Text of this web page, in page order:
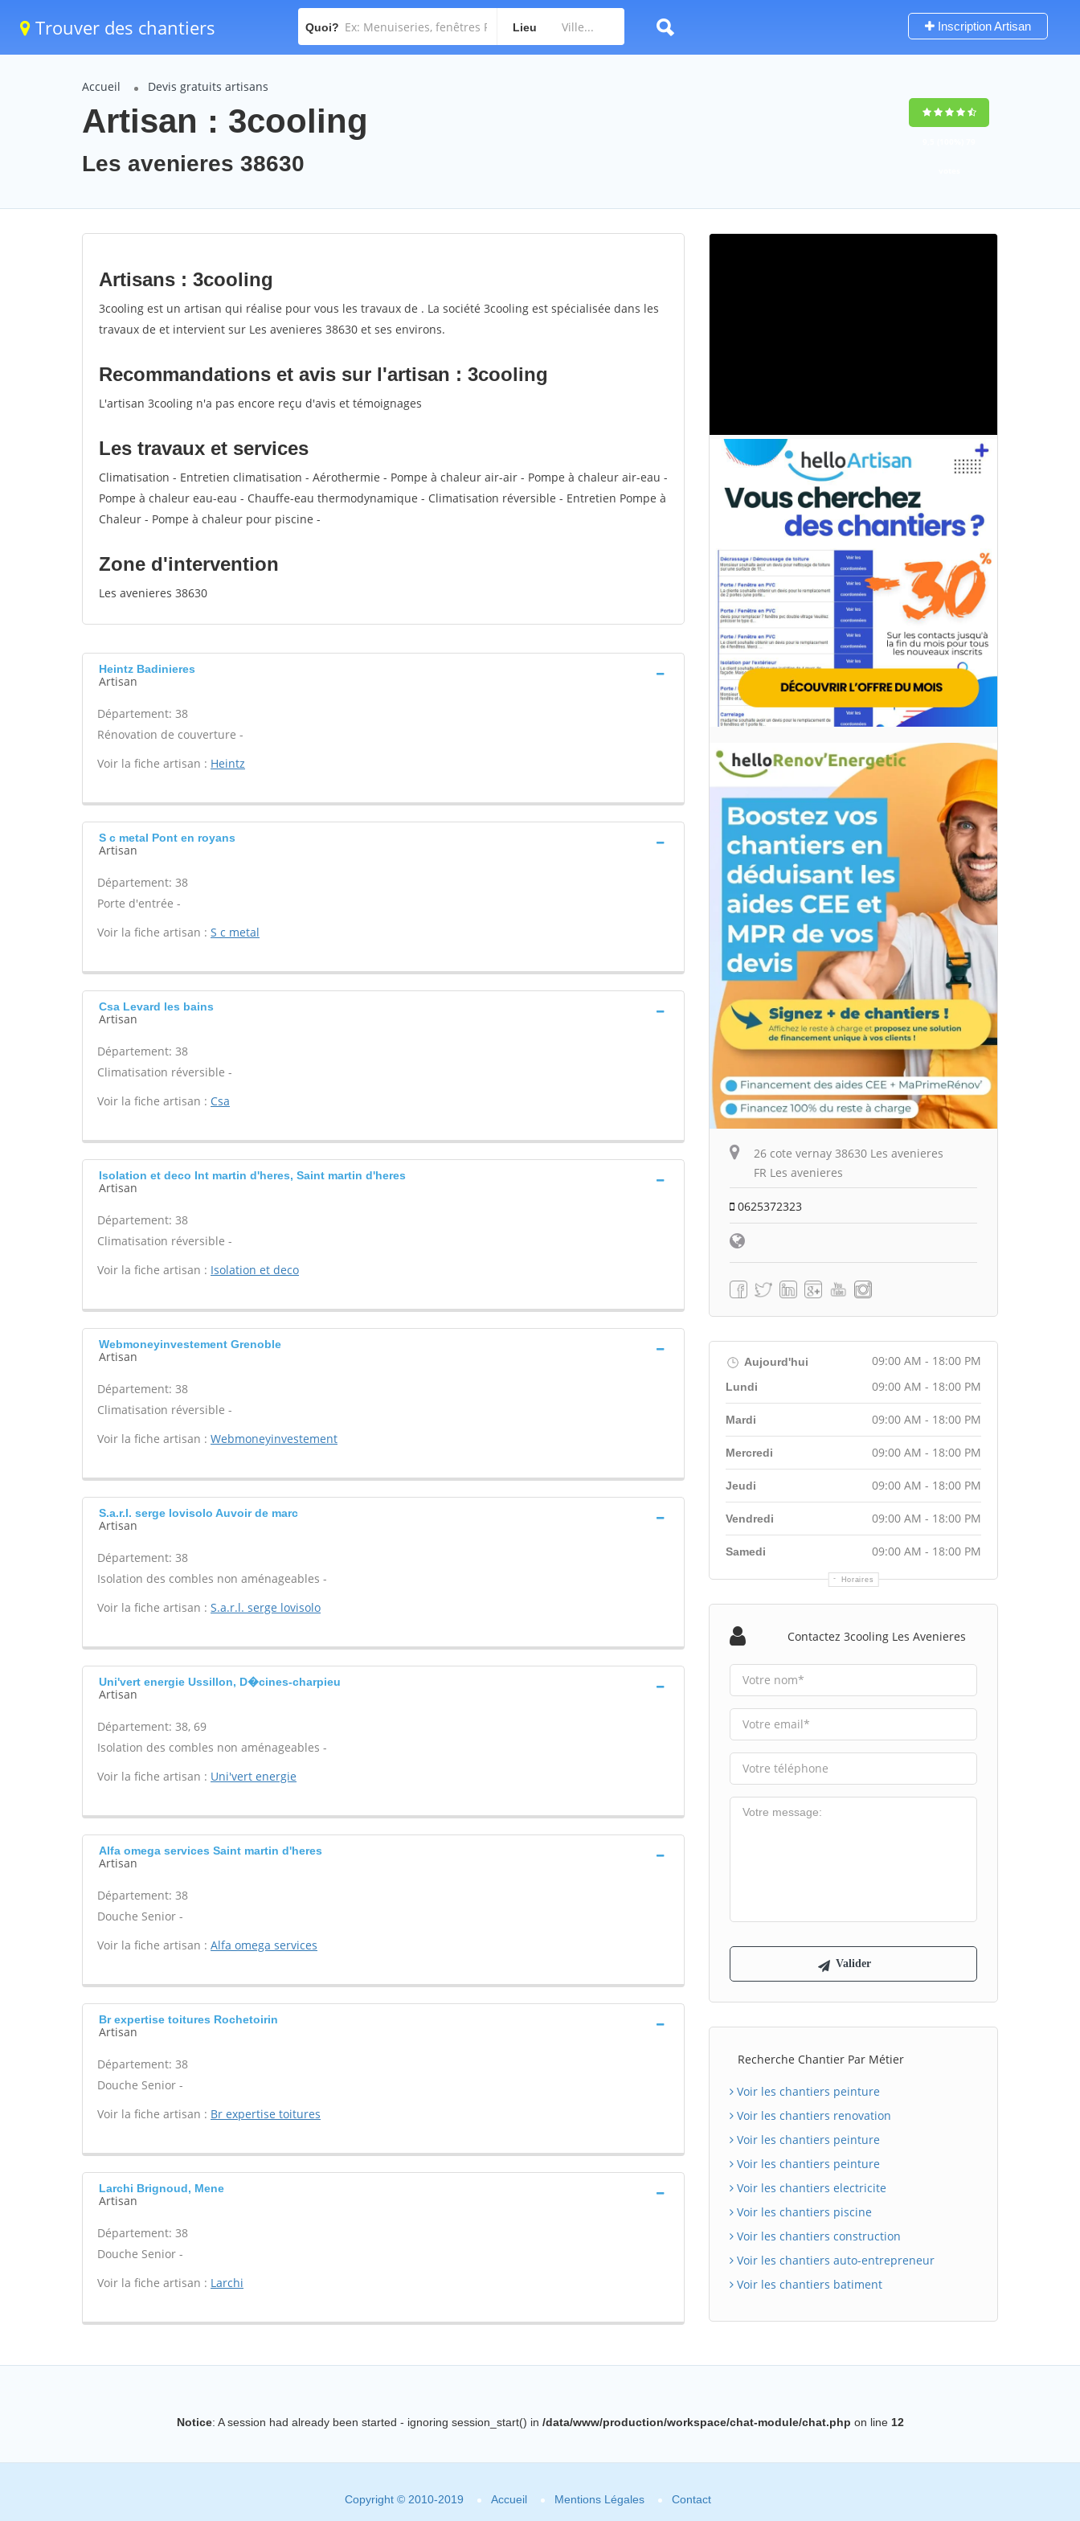
Trouver des chantiers Quoi? Lieu Inscription Artisan
Accueil Devis gratuits artisans
Artisan : 3cooling
Les avenieres 38630
Artisans : 3cooling
3cooling est un artisan qui réalise pour vous les travaux de . La société 3cooling est spécialisée dans les
travaux de et intervient sur Les avenieres 38630 et ses environs.
Recommandations et avis sur l'artisan : 3cooling
L'artisan 3cooling n'a pas encore reçu d'avis et témoignages
Les travaux et services
Climatisation - Entretien climatisation - Aérothermie - Pompe à chaleur air-air - Pompe à chaleur air-eau -
Pompe à chaleur eau-eau - Chauffe-eau thermodynamique - Climatisation réversible - Entretien Pompe à
Chaleur - Pompe à chaleur pour piscine -
Zone d'intervention
Les avenieres 38630
Heintz Badinieres
Artisan
Département: 38
Rénovation de couverture -
Voir la fiche artisan : Heintz
S c metal Pont en royans
Artisan
Département: 38
Porte d'entrée -
Voir la fiche artisan : S c metal
Csa Levard les bains
Artisan
Département: 38
Climatisation réversible -
Voir la fiche artisan : Csa
Isolation et deco Int martin d'heres, Saint martin d'heres
Artisan
Département: 38
Climatisation réversible -
Voir la fiche artisan : Isolation et deco
Webmoneyinvestement Grenoble
Artisan
Département: 38
Climatisation réversible -
Voir la fiche artisan : Webmoneyinvestement
S.a.r.l. serge lovisolo Auvoir de marc
Artisan
Département: 38
Isolation des combles non aménageables -
Voir la fiche artisan : S.a.r.l. serge lovisolo
Uni'vert energie Ussillon, D�cines-charpieu
Artisan
Département: 38, 69
Isolation des combles non aménageables -
Voir la fiche artisan : Uni'vert energie
Alfa omega services Saint martin d'heres
Artisan
Département: 38
Douche Senior -
Voir la fiche artisan : Alfa omega services
Br expertise toitures Rochetoirin
Artisan
Département: 38
Douche Senior -
Voir la fiche artisan : Br expertise toitures
Larchi Brignoud, Mene
Artisan
Département: 38
Douche Senior -
Voir la fiche artisan : Larchi
26 cote vernay 38630 Les avenieres
FR Les avenieres
0625372323
Aujourd'hui 09:00 AM - 18:00 PM
Horaires
Lundi 09:00 AM - 18:00 PM
Mardi 09:00 AM - 18:00 PM
Mercredi 09:00 AM - 18:00 PM
Jeudi 09:00 AM - 18:00 PM
Vendredi 09:00 AM - 18:00 PM
Samedi 09:00 AM - 18:00 PM
Contactez 3cooling Les Avenieres
Recherche Chantier Par Métier
Voir les chantiers peinture
Voir les chantiers renovation
Voir les chantiers peinture
Voir les chantiers peinture
Voir les chantiers electricite
Voir les chantiers piscine
Voir les chantiers construction
Voir les chantiers auto-entrepreneur
Voir les chantiers batiment
Notice: A session had already been started - ignoring session_start() in /data/www/production/workspace/chat-module/chat.php on line 12
B
Copyright © 2010-2019 Accueil Mentions Légales Contact